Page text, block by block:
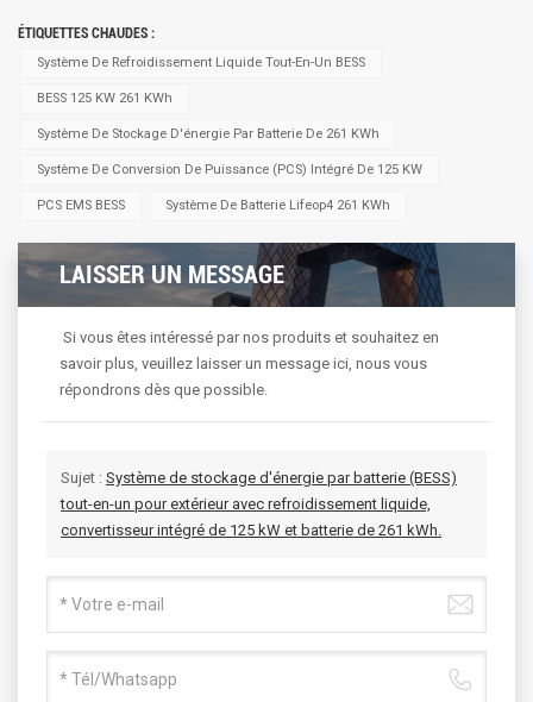
ÉTIQUETTES CHAUDES :
Système De Refroidissement Liquide Tout-En-Un BESS
BESS 125 KW 261 KWh
Système De Stockage D'énergie Par Batterie De 261 KWh
Système De Conversion De Puissance (PCS) Intégré De 125 KW
PCS EMS BESS Système De Batterie Lifeop4 261 KWh
LAISSER UN MESSAGE
Si vous êtes intéressé par nos produits et souhaitez en
savoir plus, veuillez laisser un message ici, nous vous
répondrons dès que possible.
Sujet : Système de stockage d'énergie par batterie (BESS)
tout-en-un pour extérieur avec refroidissement liquide,
convertisseur intégré de 125 kW et batterie de 261 kWh.